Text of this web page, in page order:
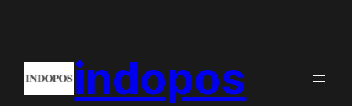
content
indopos